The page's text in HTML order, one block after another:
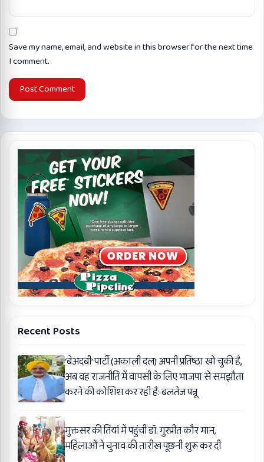
Save my name, email, and website in this browser for the next time
I comment.
Recent Posts
‘बेअदबी’ पार्टी (अकाली दल) अपनी प्रतिष्ठा खो चुकी है,
अब वह राजनीति में वापसी के लिए भाजपा से समझौता
करने की कोशिश कर रही है: बलतेज पन्नू
मुक्तसर की तियां में पहुंचीं डॉ. गुरप्रीत कौर मान,
महिलाओं ने चुनाव की तारीख पूछनी शुरू कर दी